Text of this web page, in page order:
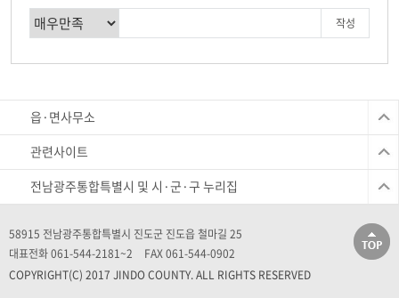
읍·면사무소
관련사이트
전남광주통합특별시 및 시·군·구 누리집
58915 전남광주통합특별시 진도군 진도읍 철마길 25
대표전화 061-544-2181~2
FAX 061-544-0902
COPYRIGHT(C) 2017 JINDO COUNTY. ALL RIGHTS RESERVED